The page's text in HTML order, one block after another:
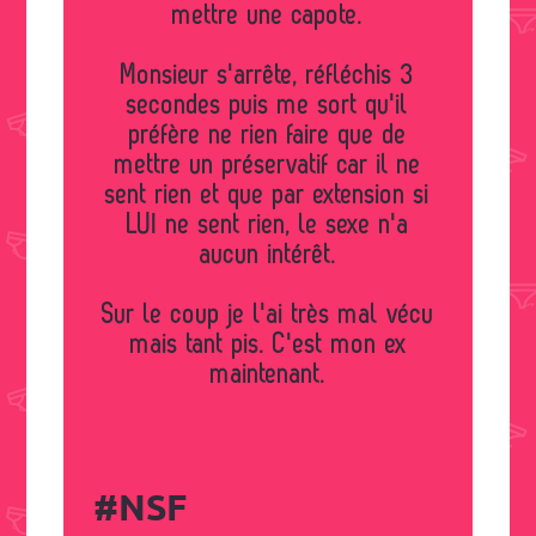
mettre une capote.
Monsieur s'arrête, réfléchis 3
secondes puis me sort qu'il
préfère ne rien faire que de
mettre un préservatif car il ne
sent rien et que par extension si
LUI ne sent rien, le sexe n'a
aucun intérêt.
Sur le coup je l'ai très mal vécu
mais tant pis. C'est mon ex
maintenant.
#NSF